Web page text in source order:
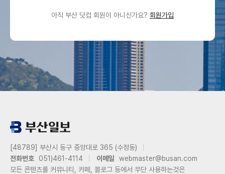
아직 부산 닷컴 회원이 아니신가요? 회원가입
[48789] 부산시 동구 중앙대로 365 (수정동)
전화번호
051)461-4114 이메일
webmaster@busan.com
모든 콘텐츠를 커뮤니티, 카페, 블로그 등에서 무단 사용하는것은